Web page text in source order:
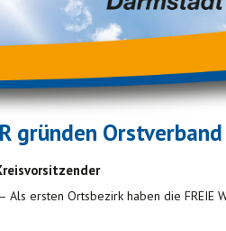
gründen
Als ersten Ortsbezirk haben die FREIE